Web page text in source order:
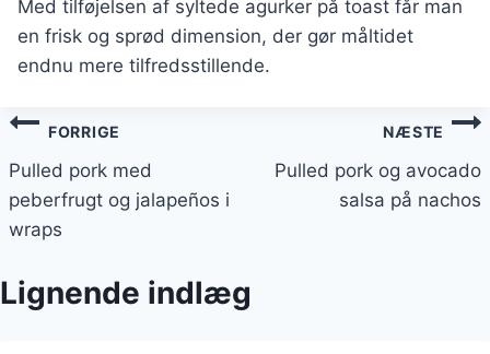
Med tilføjelsen af syltede agurker på toast får man
en frisk og sprød dimension, der gør måltidet
endnu mere tilfredsstillende.
Indlægsnavigation
FORRIGE
Pulled pork med
peberfrugt og jalapeños i
wraps
NÆSTE
Pulled pork og avocado
salsa på nachos
Lignende indlæg